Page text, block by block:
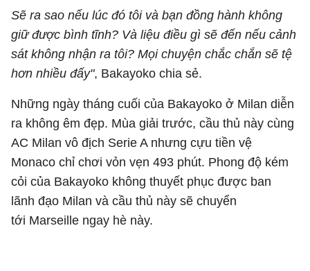
Sẽ ra sao nếu lúc đó tôi và bạn đồng hành không
giữ được bình tĩnh? Và liệu điều gì sẽ đến nếu cảnh
sát không nhận ra tôi? Mọi chuyện chắc chắn sẽ tệ
hơn nhiều đấy", Bakayoko chia sẻ.
Những ngày tháng cuối của Bakayoko ở Milan diễn
ra không êm đẹp. Mùa giải trước, cầu thủ này cùng
AC Milan vô địch Serie A nhưng cựu tiền vệ
Monaco chỉ chơi vỏn vẹn 493 phút. Phong độ kém
cỏi của Bakayoko không thuyết phục được ban
lãnh đạo Milan và cầu thủ này sẽ chuyển
tới Marseille ngay hè này.